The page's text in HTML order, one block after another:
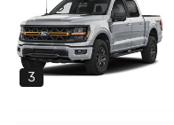
3